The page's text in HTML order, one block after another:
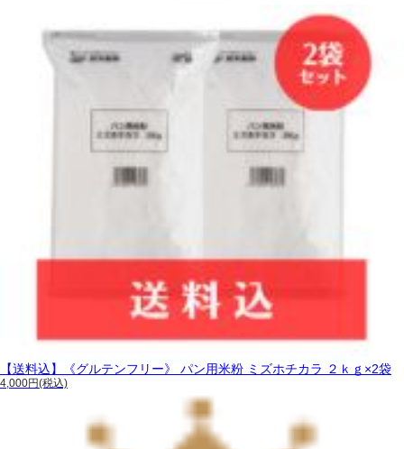
【送料込】《グルテンフリー》 パン用米粉 ミズホチカラ ２ｋｇ×2袋
4,000円(税込)